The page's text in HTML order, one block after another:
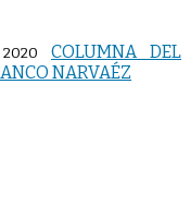
COLUMNA DEL
NARVAÉZ